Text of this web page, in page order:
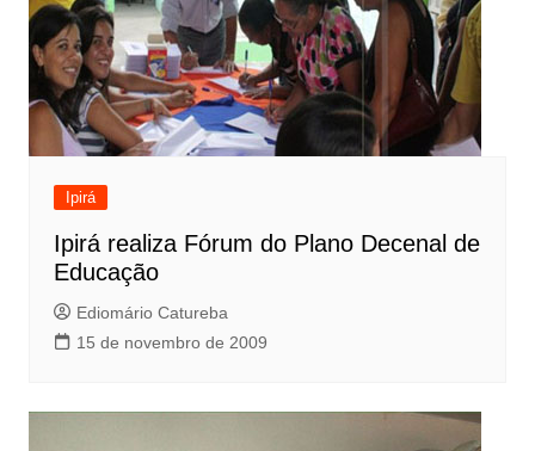
Ipirá
Ipirá realiza Fórum do Plano Decenal de
Educação
Ediomário Catureba
15 de novembro de 2009